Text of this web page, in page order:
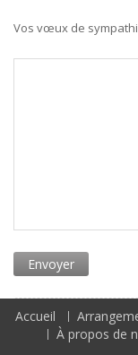
Vos vœux de
Accueil
À propos de